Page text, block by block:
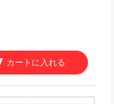
カートに入れる